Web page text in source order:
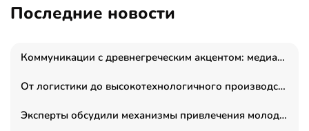
Последние новости
Коммуникации с древнегреческим акцентом: медиаменеджер и журналист Владимир Дергачев запустил коммуникационное агентство «Сократ 2.0»
От логистики до высокотехнологичного производства: как основатель “гагаринга” выстраивает экосистему безопасности и гражданских БПЛА
Эксперты обсудили механизмы привлечения молодых специалистов в промышленные города